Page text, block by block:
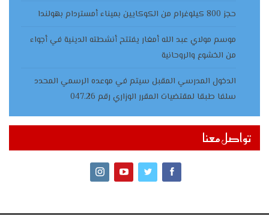
حجز 800 كيلوغرام من الكوكايين بميناء أمستردام بهولندا
موسم مولاي عبد الله أمغار يفتتح أنشطته الدينية في أجواء
من الخشوع والروحانية
الدخول المدرسي المقبل سیتم في موعده الرسمي المحدد
سلفا طبقا لمقتضیات المقرر الوزاري رقم 047.26
تواصل معنا